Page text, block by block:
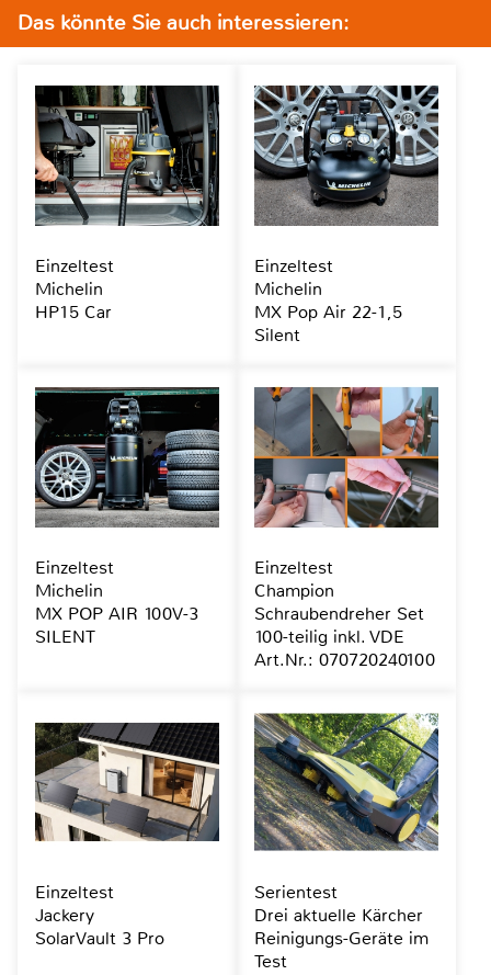
Das könnte Sie auch interessieren:
Einzeltest
Michelin
HP15 Car
Einzeltest
Michelin
MX Pop Air 22-1,5
Silent
Einzeltest
Michelin
MX POP AIR 100V-3
SILENT
Einzeltest
Champion
Schraubendreher Set
100-teilig inkl. VDE
Art.Nr.: 070720240100
Einzeltest
Jackery
SolarVault 3 Pro
Serientest
Drei aktuelle Kärcher
Reinigungs-Geräte im
Test